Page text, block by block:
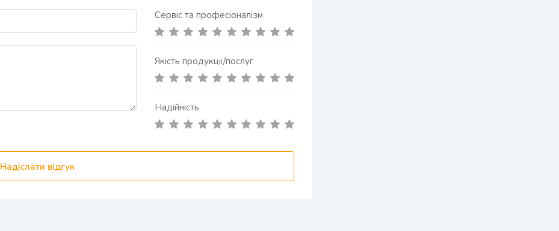
Сервіс та професіоналізм
Якість продукції/послуг
Надійність
Надіслати відгук